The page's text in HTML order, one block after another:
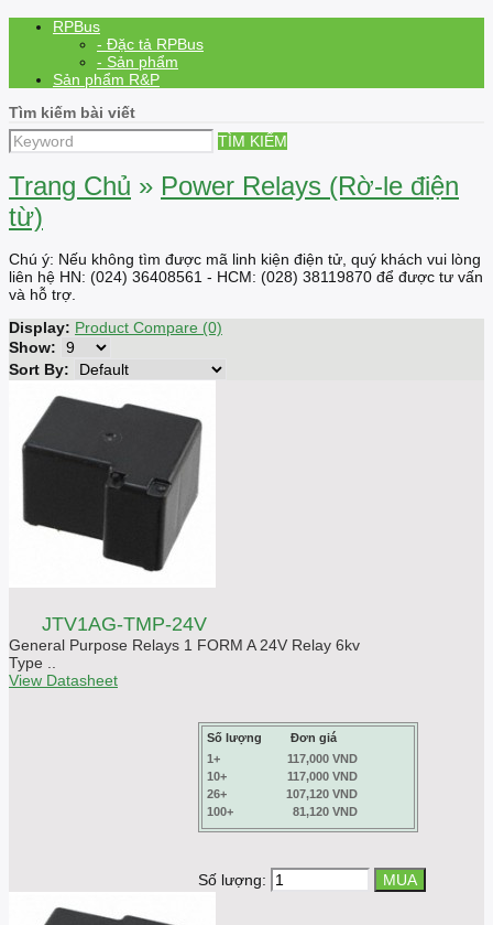
RPBus
- Đặc tả RPBus
- Sản phẩm
Sản phẩm R&P
Tìm kiếm bài viết
TÌM KIẾM
Trang Chủ » Power Relays (Rờ-le điện
từ)
Chú ý: Nếu không tìm được mã linh kiện điện tử, quý khách vui lòng
liên hệ HN: (024) 36408561 - HCM: (028) 38119870 để được tư vấn
và hỗ trợ.
Display: Product Compare (0)
Show:
Sort By:
JTV1AG-TMP-24V
General Purpose Relays 1 FORM A 24V Relay 6kv
Type ..
View Datasheet
Số lượng
Đơn giá
1+
117,000 VND
10+
117,000 VND
26+
107,120 VND
100+
81,120 VND
Số lượng: